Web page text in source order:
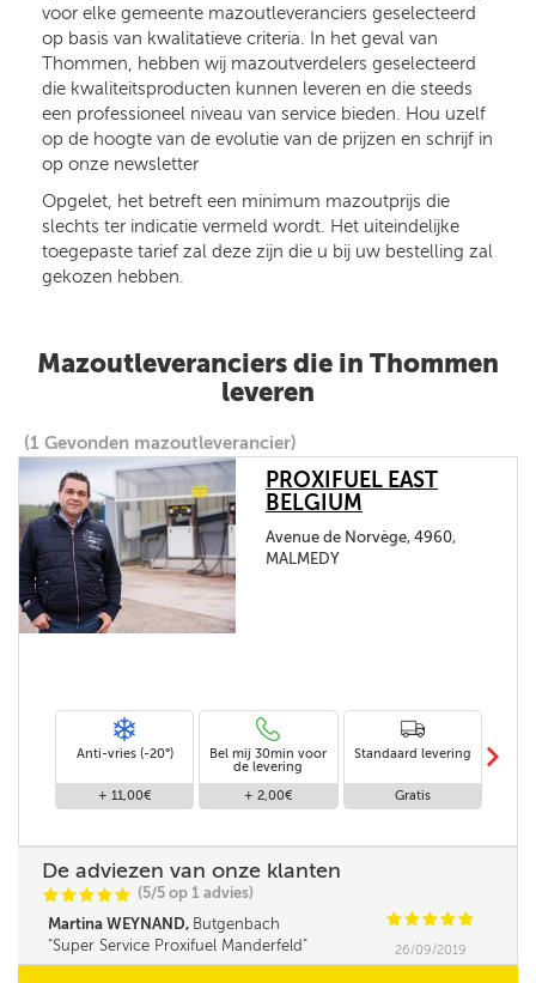
voor elke gemeente mazoutleveranciers geselecteerd
op basis van kwalitatieve criteria. In het geval van
Thommen, hebben wij mazoutverdelers geselecteerd
die kwaliteitsproducten kunnen leveren en die steeds
een professioneel niveau van service bieden. Hou uzelf
op de hoogte van de evolutie van de prijzen en schrijf in
op onze newsletter
Opgelet, het betreft een minimum mazoutprijs die
slechts ter indicatie vermeld wordt. Het uiteindelijke
toegepaste tarief zal deze zijn die u bij uw bestelling zal
gekozen hebben.
Mazoutleveranciers die in Thommen
leveren
(1 Gevonden mazoutleverancier)
PROXIFUEL EAST
BELGIUM
Avenue de Norvège, 4960,
MALMEDY
Anti-vries (-20°)
+ 11,00€
Bel mij 30min voor
de levering
+ 2,00€
Standaard levering
Gratis
m
De adviezen van onze klanten
CCCCC (5/5 op 1 advies)
Martina WEYNAND, Butgenbach CCCCC
Super Service Proxifuel Manderfeld
26/09/2019